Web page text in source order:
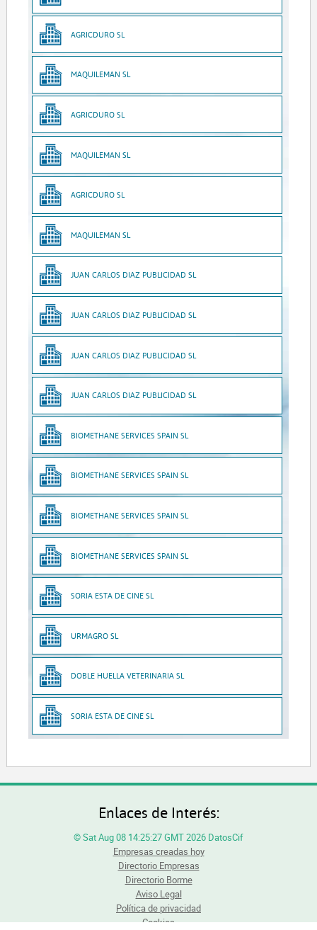
AGRICDURO SL
MAQUILEMAN SL
AGRICDURO SL
MAQUILEMAN SL
AGRICDURO SL
MAQUILEMAN SL
JUAN CARLOS DIAZ PUBLICIDAD SL
JUAN CARLOS DIAZ PUBLICIDAD SL
JUAN CARLOS DIAZ PUBLICIDAD SL
JUAN CARLOS DIAZ PUBLICIDAD SL
BIOMETHANE SERVICES SPAIN SL
BIOMETHANE SERVICES SPAIN SL
BIOMETHANE SERVICES SPAIN SL
BIOMETHANE SERVICES SPAIN SL
SORIA ESTA DE CINE SL
URMAGRO SL
DOBLE HUELLA VETERINARIA SL
SORIA ESTA DE CINE SL
Enlaces de Interés:
© Sat Aug 08 14:25:27 GMT 2026 DatosCif
Empresas creadas hoy
Directorio Empresas
Directorio Borme
Aviso Legal
Política de privacidad
Cookies